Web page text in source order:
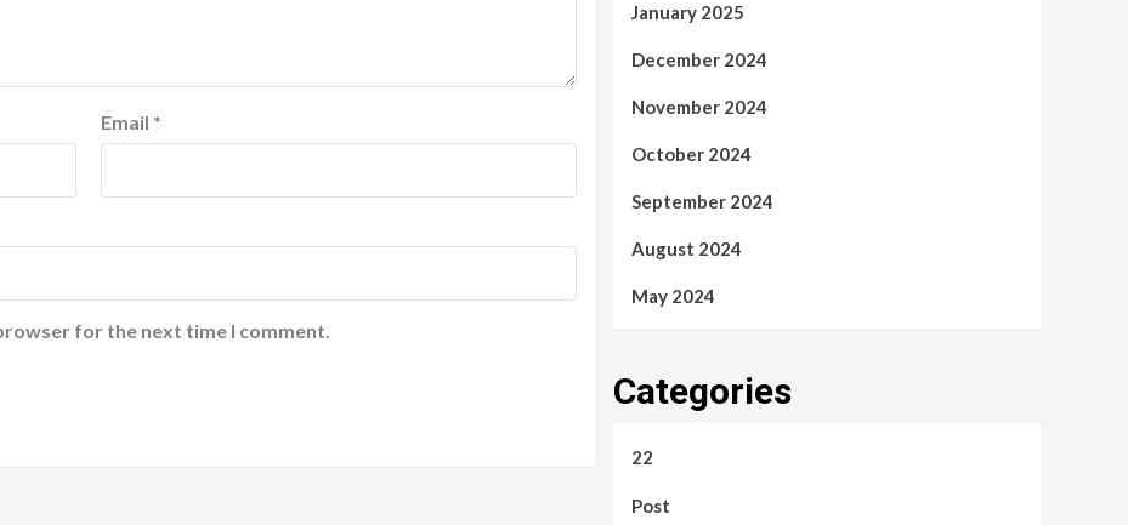
Email *
for the next time I comment.
January 2025
December 2024
November 2024
October 2024
September 2024
August 2024
May 2024
Categories
22
Post